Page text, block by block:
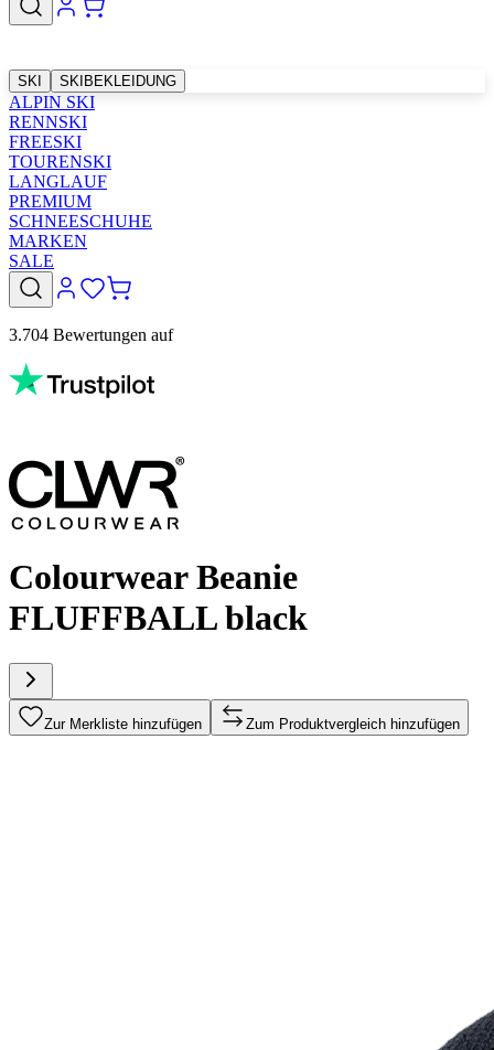
SKI SKIBEKLEIDUNG
ALPIN SKI
RENNSKI
FREESKI
TOURENSKI
LANGLAUF
PREMIUM
SCHNEESCHUHE
MARKEN
SALE
3.704 Bewertungen auf
Colourwear Beanie
FLUFFBALL black
Zur Merkliste hinzufügen Zum Produktvergleich hinzufügen